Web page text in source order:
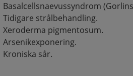
Basalcellsnaevussyndrom
Tidigare strålbehandling.
Xeroderma pigmentosum.
Arsenikexponering.
Kroniska sår.